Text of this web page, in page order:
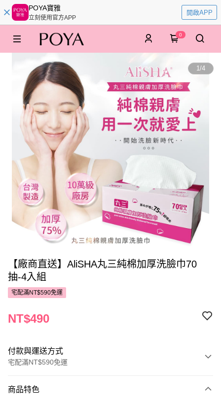
POYA寶雅
立刻使用官方APP
開啟APP
0
1/4
【廠商直送】AliSHA丸三純棉加厚洗臉巾70
抽-4入組
宅配滿NT$590免運
NT$490
付款與運送方式
宅配滿NT$590免運
POYA支付
商品特色